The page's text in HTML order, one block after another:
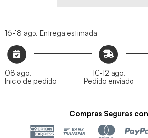
16-18 ago. Entrega estimada
08 ago.
Inicio de pedido
10-12 ago.
Pedido enviado
Compras Seguras con